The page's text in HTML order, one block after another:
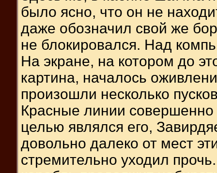
было ясно, что он не
даже обозначил свой же
не блокировался. Над
На экране, на котором до
картина, началось
произошли несколько
Красные линии совершенно
целью являлся его,
довольно далеко от мест
стремительно уходил